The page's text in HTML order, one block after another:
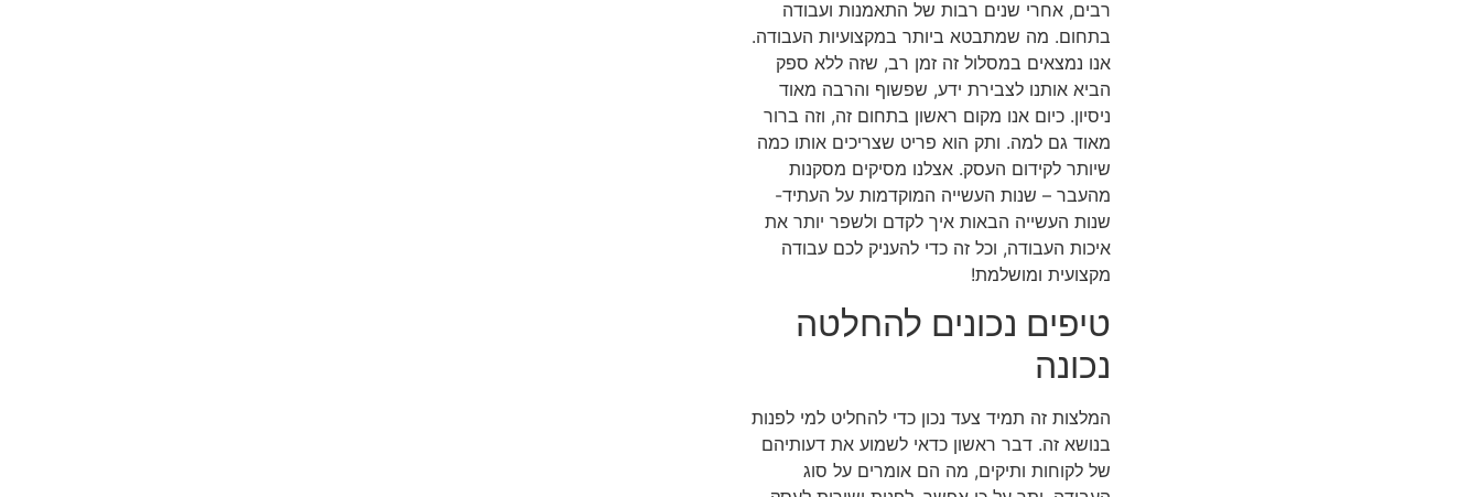
רבים, אחרי שנים רבות של התאמנות ועבודה
בתחום. מה שמתבטא ביותר במקצועיות העבודה.
אנו נמצאים במסלול זה זמן רב, שזה ללא ספק
הביא אותנו לצבירת ידע, שפשוף והרבה מאוד
ניסיון. כיום אנו מקום ראשון בתחום זה, וזה ברור
מאוד גם למה. ותק הוא פריט שצריכים אותו כמה
שיותר לקידום העסק. אצלנו מסיקים מסקנות
מהעבר – שנות העשייה המוקדמות על העתיד-
שנות העשייה הבאות איך לקדם ולשפר יותר את
איכות העבודה, וכל זה כדי להעניק לכם עבודה
מקצועית ומושלמת!
טיפים נכונים להחלטה
נכונה
המלצות זה תמיד צעד נכון כדי להחליט למי לפנות
בנושא זה. דבר ראשון כדאי לשמוע את דעותיהם
של לקוחות ותיקים, מה הם אומרים על סוג